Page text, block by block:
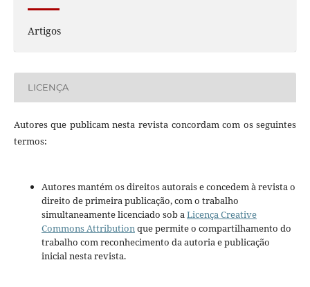
Artigos
LICENÇA
Autores que publicam nesta revista concordam com os seguintes
termos:
Autores mantém os direitos autorais e concedem à revista o
direito de primeira publicação, com o trabalho
simultaneamente licenciado sob aLicença Creative
Commons Attributionque permite o compartilhamento do
trabalho com reconhecimento da autoria e publicação
inicial nesta revista.